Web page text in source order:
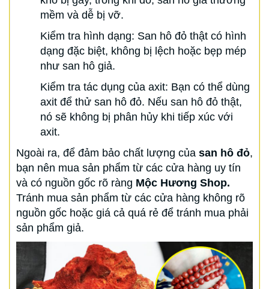
mềm và dễ bị vỡ.
Kiểm tra hình dạng: San hô đỏ thật có hình
dạng đặc biệt, không bị lệch hoặc bẹp mép
như san hô giả.
Kiểm tra tác dụng của axit: Bạn có thể dùng
axit để thử san hô đỏ. Nếu san hô đỏ thật,
nó sẽ không bị phân hủy khi tiếp xúc với
axit.
Ngoài ra, để đảm bảo chất lượng của san hô đỏ,
bạn nên mua sản phẩm từ các cửa hàng uy tín
và có nguồn gốc rõ ràng Mộc Hương Shop.
Tránh mua sản phẩm từ các cửa hàng không rõ
nguồn gốc hoặc giá cả quá rẻ để tránh mua phải
sản phẩm giả.